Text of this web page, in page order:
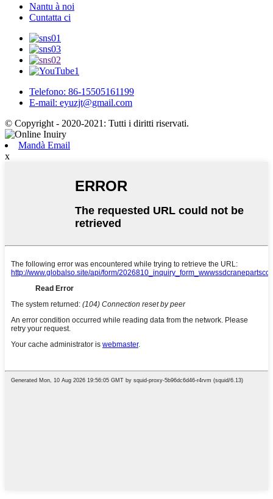
Nantu à noi
Cuntatta ci
Telefono: 86-15505161199
E-mail: eyuzjt@gmail.com
© Copyright - 2020-2021: Tutti i diritti riservati.
Mandà Email
x